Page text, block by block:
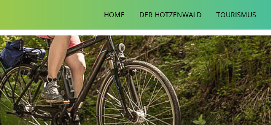
HOME DER HOTZENWALD TOURISMUS